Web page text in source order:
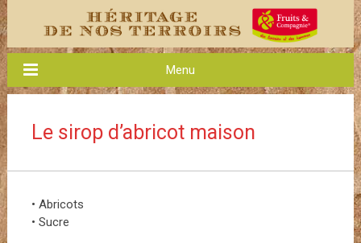
Menu
Le sirop d’abricot maison
• Abricots
• Sucre